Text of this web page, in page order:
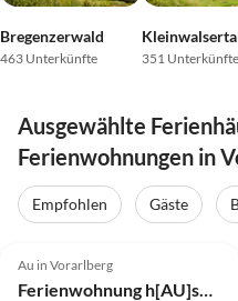
Bregenzerwald
463 Unterkünfte 351 Unterkünfte
Ausgewählte
Ferienwohnungen in
Empfohlen Gäste
Top-Inserat
Au in Vorarlberg